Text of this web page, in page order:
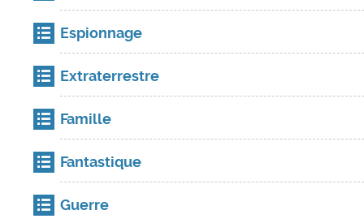
Espionnage
Extraterrestre
Famille
Fantastique
Guerre